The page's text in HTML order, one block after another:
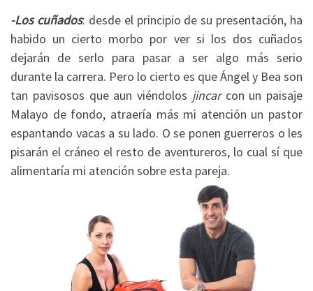
-Los cuñados: desde el principio de su presentación, ha
habido un cierto morbo por ver si los dos cuñados
dejarán de serlo para pasar a ser algo más serio
durante la carrera. Pero lo cierto es que Ángel y Bea son
tan pavisosos que aun viéndolos jincarcon un paisaje
Malayo de fondo, atraería más mi atención un pastor
espantando vacas a su lado. O se ponen guerreros o les
pisarán el cráneo el resto de aventureros, lo cual sí que
alimentaría mi atención sobre esta pareja.